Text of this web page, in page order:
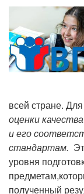
всей стране.
оценки
и его
стандартам.
уровня
полученный